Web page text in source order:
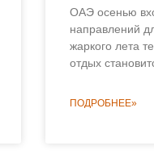
ОАЭ осенью
направлений
жаркого лета
отдых
ПОДРОБНЕЕ»